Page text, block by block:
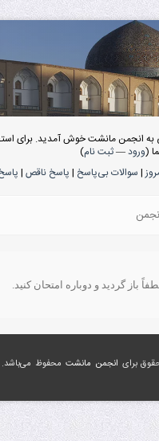
به انجمن مانشت خوش آمدید. برای
(ورود—ثبت نام)
| سوالات بی‌پاسخ | پاسخ ناقص |
باز گردید و دوباره امتحان کنید.
انجمن مانشت محفوظ